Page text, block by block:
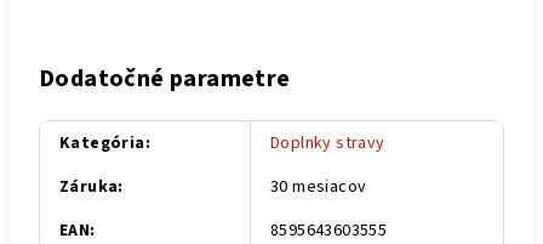
Dodatočné parametre
Kategória:
Doplnky stravy
Záruka:
30 mesiacov
EAN: 8595643603555